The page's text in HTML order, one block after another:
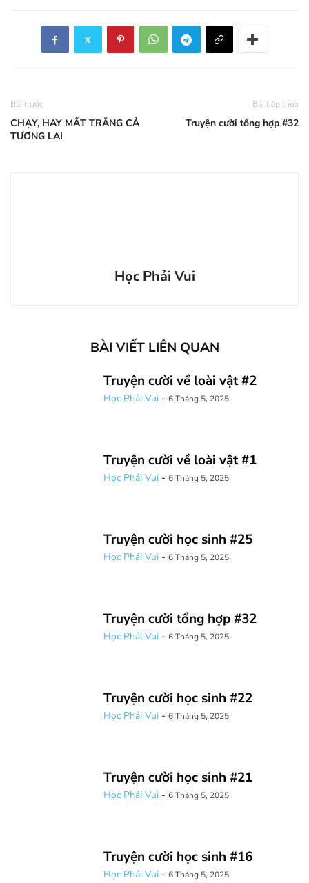
Bài trước
CHẠY, HAY MẤT TRẮNG CẢ
TƯƠNG LAI
Bài tiếp theo
Truyện cười tổng hợp #32
Học Phải Vui
BÀI VIẾT LIÊN QUAN
Truyện cười về loài vật #2
Học Phải Vui - 6 Tháng 5, 2025
Truyện cười về loài vật #1
Học Phải Vui - 6 Tháng 5, 2025
Truyện cười học sinh #25
Học Phải Vui - 6 Tháng 5, 2025
Truyện cười tổng hợp #32
Học Phải Vui - 6 Tháng 5, 2025
Truyện cười học sinh #22
Học Phải Vui - 6 Tháng 5, 2025
Truyện cười học sinh #21
Học Phải Vui - 6 Tháng 5, 2025
Truyện cười học sinh #16
Học Phải Vui - 6 Tháng 5, 2025